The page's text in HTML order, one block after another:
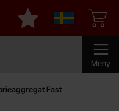
Meny
Sverige
Mina favoriter
Fast